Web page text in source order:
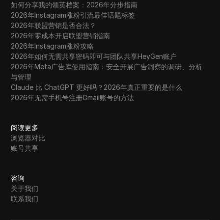
如何分享我的领英档案：2026年分步指南
2026年Instagram涨粉引流最佳话题标签
2026年联盟营销是否合法？
2026年零成本开启联盟营销指南
2026年Instagram涨粉攻略
2026年如何无需共享密码即可与团队共享HeyGen账户
2026年Meta广告库使用指南：安全开展广告洞察的调研、分析
与管理
Claude 比 ChatGPT 更好吗？2026年真正重要的是什么
2026年无需手机号注册Gmail账号的方法
阅读更多
浏览器对比
账号共享
咨询
关于我们
联系我们